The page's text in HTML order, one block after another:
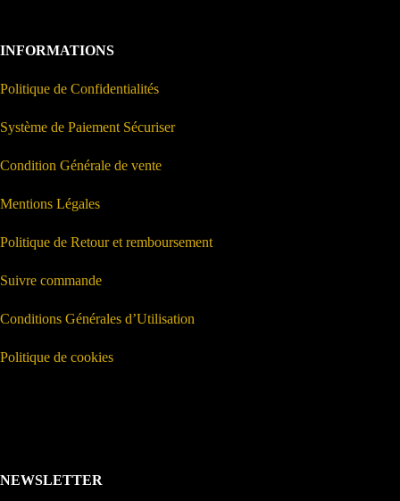
INFORMATIONS
Politique de Confidentialités
Système de Paiement Sécuriser
Condition Générale de vente
Mentions Légales
Politique de Retour et remboursement
Suivre commande
Conditions Générales d’Utilisation
Politique de cookies
NEWSLETTER